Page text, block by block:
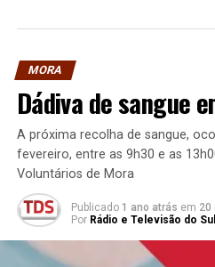
MORA
Dádiva de sangue
A próxima recolha de sangue,
fevereiro, entre as 9h30 e as
Voluntários de Mora
Publicado 1 ano atrás em 20
Por Rádio e Televisão do